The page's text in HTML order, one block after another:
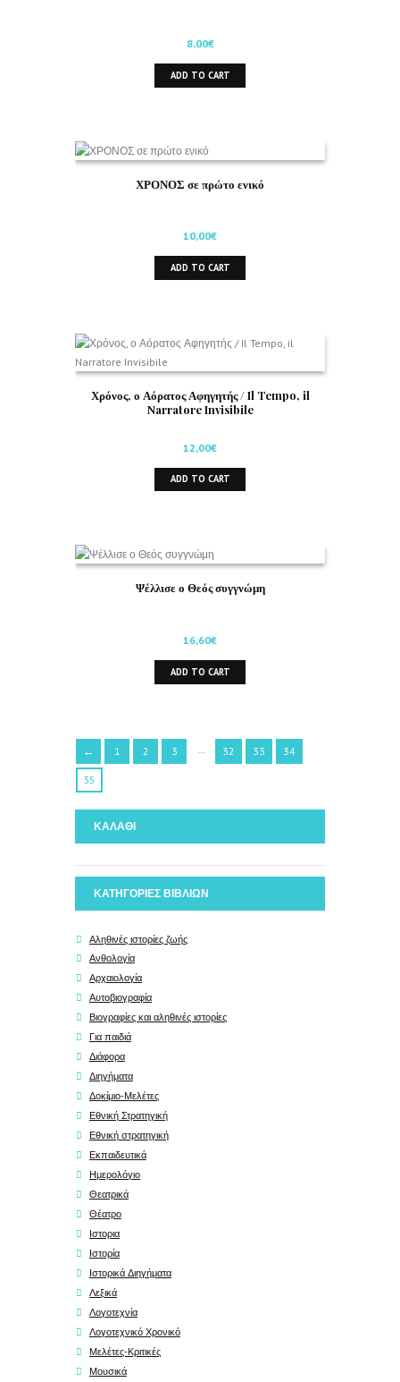
8,00€
ADD TO CART
ΧΡΟΝΟΣ σε πρώτο ενικό
10,00€
ADD TO CART
Χρόνος, ο Αόρατος Αφηγητής / Il Tempo, il
Narratore Invisibile
12,00€
ADD TO CART
Ψέλλισε ο Θεός συγγνώμη
16,60€
ADD TO CART
← 1 2 3 32 33 34
35
ΚΑΛΑΘΙ
ΚΑΤΗΓΟΡΙΕΣ ΒΙΒΛΙΩΝ
Αληθινές ιστορίες ζωής
Ανθολογία
Αρχαιολογία
Αυτοβιογραφία
Βιογραφίες και αληθινές ιστορίες
Για παιδιά
Διάφορα
Διηγήματα
Δοκίμιο-Μελέτες
Εθνική Στρατηγική
Εθνική στρατηγική
Εκπαιδευτικά
Ημερολόγιο
Θεατρικά
Θέατρο
Ιστορια
Ιστορία
Ιστορικά Διηγήματα
Λεξικά
Λογοτεχνία
Λογοτεχνικό Χρονικό
Μελέτες-Κριτικές
Μουσικά